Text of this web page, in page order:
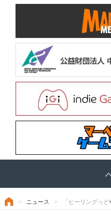
ニュース 「ヒーリングっ